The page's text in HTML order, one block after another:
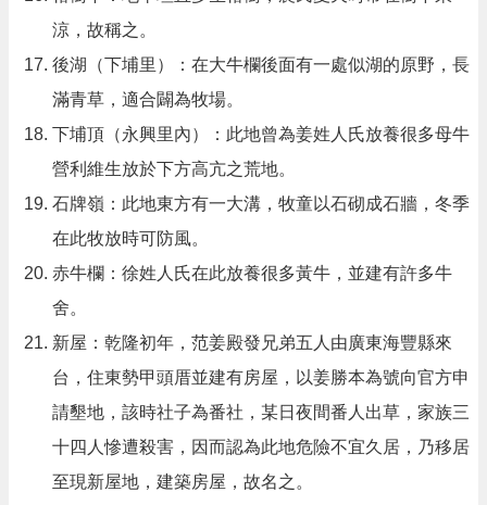
涼，故稱之。
後湖（下埔里）：在大牛欄後面有一處似湖的原野，長
滿青草，適合闢為牧場。
下埔頂（永興里內）：此地曾為姜姓人氏放養很多母牛
營利維生放於下方高亢之荒地。
石牌嶺：此地東方有一大溝，牧童以石砌成石牆，冬季
在此牧放時可防風。
赤牛欄：徐姓人氏在此放養很多黃牛，並建有許多牛
舍。
新屋：乾隆初年，范姜殿發兄弟五人由廣東海豐縣來
台，住東勢甲頭厝並建有房屋，以姜勝本為號向官方申
請墾地，該時社子為番社，某日夜間番人出草，家族三
十四人慘遭殺害，因而認為此地危險不宜久居，乃移居
至現新屋地，建築房屋，故名之。